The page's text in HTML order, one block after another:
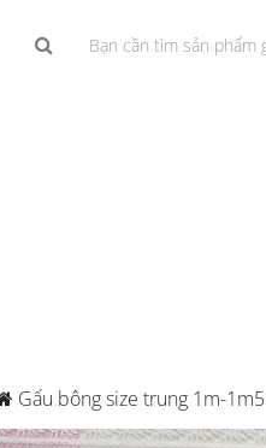
Gấu bông size trung 1m-1m5